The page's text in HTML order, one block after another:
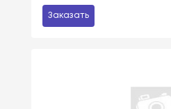
Заказать